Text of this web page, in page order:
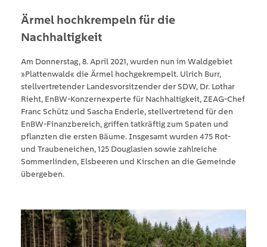
Ärmel hochkrempeln für die
Nachhaltigkeit
Am Donnerstag, 8. April 2021, wurden nun im Waldgebiet
»Plattenwald« die Ärmel hochgekrempelt. Ulrich Burr,
stellvertretender Landesvorsitzender der SDW, Dr. Lothar
Rieht, EnBW-Konzernexperte für Nachhaltigkeit, ZEAG-Chef
Franc Schütz und Sascha Enderle, stellvertretend für den
EnBW-Finanzbereich, griffen tatkräftig zum Spaten und
pflanzten die ersten Bäume. Insgesamt wurden 475 Rot-
und Traubeneichen, 125 Douglasien sowie zahlreiche
Sommerlinden, Elsbeeren und Kirschen an die Gemeinde
übergeben.